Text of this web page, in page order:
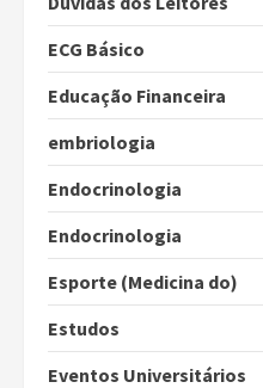
ECG Básico
Educação Financeira
embriologia
Endocrinologia
Endocrinologia
Esporte (Medicina do)
Estudos
Eventos Universitários